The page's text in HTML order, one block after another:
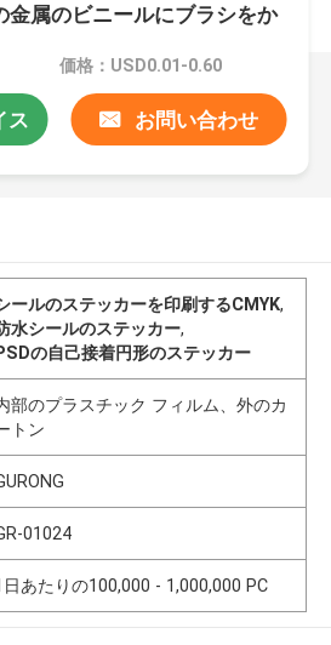
金属のビニールにブラシをか
価格：USD0.01-0.60
ス お問い合わせ
ールのステッカーを印刷するCMYK,
水シールのステッカー,
の自己接着円形のステッカー
部のプラスチック フィルム、外のカ
トン
01024
日あたりの100,000 - 1,000,000 PC